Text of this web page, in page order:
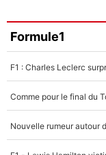
Faris Moumbagna
5%
Un autre joueur
5%
Formule1